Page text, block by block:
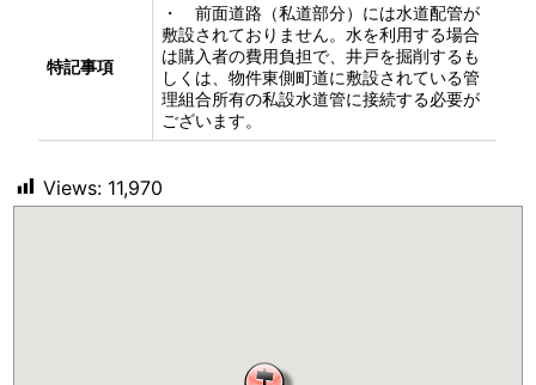
特記事項
・ 前面道路（私道部分）には水道配管が
敷設されておりません。水を利用する場合
は購入者の費用負担で、井戸を掘削するも
しくは、物件東側町道に敷設されている管
理組合所有の私設水道管に接続する必要が
ございます。
Views: 11,970